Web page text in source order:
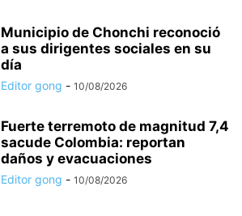
Municipio de Chonchi reconoció
a sus dirigentes sociales en su
día
Editor gong - 10/08/2026
Fuerte terremoto de magnitud 7,4
sacude Colombia: reportan
daños y evacuaciones
Editor gong - 10/08/2026